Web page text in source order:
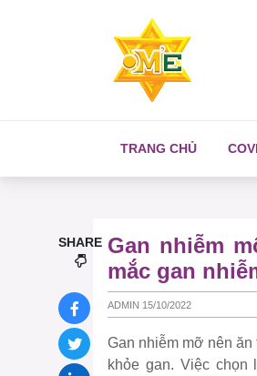
TRANG CHỦ
Gan nhiễm
mắc gan
ADMIN 15/10/2022
Gan nhiễm mỡ nên
khỏe gan. Việc
SHARE